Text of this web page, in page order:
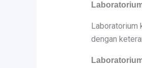
dengan